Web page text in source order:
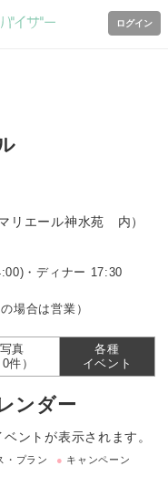
ログイン
リエール神水苑 内）
・ディナー 17:30
場合は営業）
写真
0件）
各種
イベント
ンダー
ントが表示されます。
・プラン ● キャンペーン